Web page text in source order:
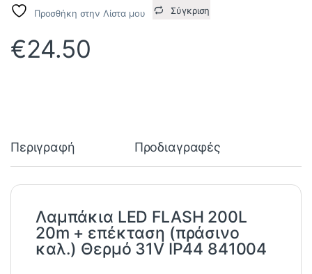
Προσθήκη στην Λίστα μου Σύγκριση
€24.50
Περιγραφή Προδιαγραφές
Λαμπάκια LED FLASH 200L
20m + επέκταση (πράσινο
καλ.) Θερμό 31V IP44 841004